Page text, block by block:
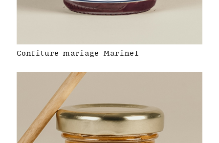
Confiture mariage Marinel